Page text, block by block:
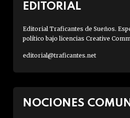
EDITORIAL
Editorial Traficantes de Sueños.
político bajo licencias Creative
editorial@traficantes.net
NOCIONES